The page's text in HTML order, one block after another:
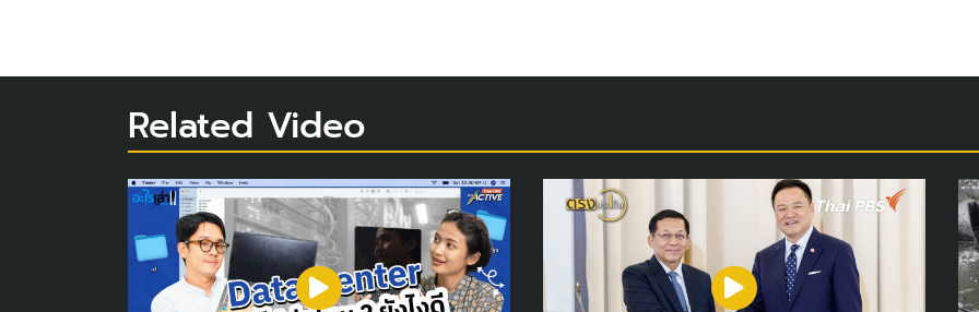
Related Video